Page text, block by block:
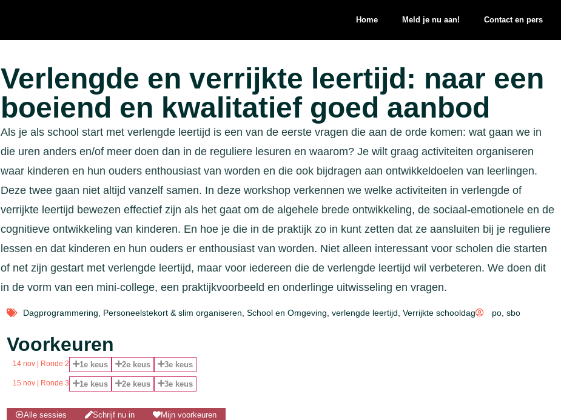
Home Meld je nu aan! Contact en pers
Verlengde en verrijkte leertijd: naar een
boeiend en kwalitatief goed aanbod
Als je als school start met verlengde leertijd is een van de eerste vragen die aan de orde komen: wat gaan we in
die uren anders en/of meer doen dan in de reguliere lesuren en waarom? Je wilt graag activiteiten organiseren
waar kinderen en hun ouders enthousiast van worden en die ook bijdragen aan ontwikkeldoelen van leerlingen.
Deze twee gaan niet altijd vanzelf samen. In deze workshop verkennen we welke activiteiten in verlengde of
verrijkte leertijd bewezen effectief zijn als het gaat om de algehele brede ontwikkeling, de sociaal-emotionele en de
cognitieve ontwikkeling van kinderen. En hoe je die in de praktijk zo in kunt zetten dat ze aansluiten bij je reguliere
lessen en dat kinderen en hun ouders er enthousiast van worden. Niet alleen interessant voor scholen die starten
of net zijn gestart met verlengde leertijd, maar voor iedereen die de verlengde leertijd wil verbeteren. We doen dit
in de vorm van een mini-college, een praktijkvoorbeeld en onderlinge uitwisseling en vragen.
Dagprogrammering Personeelstekort & slim organiseren ,School en Omgeving ,verlengde leertijd ,Verrijkte schooldag po ,sbo
Voorkeuren
14 nov | Ronde 2 1e keus 2e keus 3e keus
15 nov | Ronde 3 1e keus 2e keus 3e keus
Alle sessies Schrijf nu in Mijn voorkeuren